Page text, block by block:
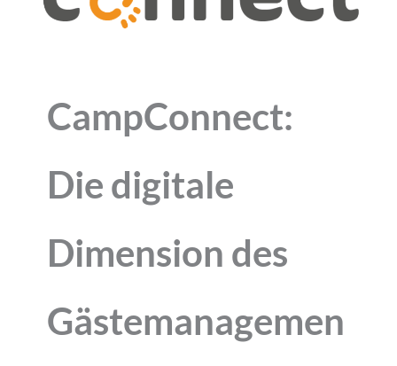
CampConnect:
Die digitale
Dimension des
Gästemanagemen